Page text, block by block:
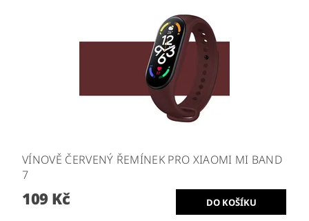
VÍNOVĚ ČERVENÝ ŘEMÍNEK PRO XIAOMI MI BAND
7
109 Kč